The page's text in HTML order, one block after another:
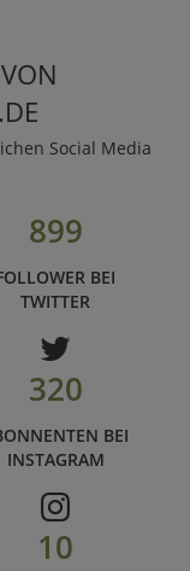
Social Media
899
BEI
TWITTER
320
BEI
INSTAGRAM
10